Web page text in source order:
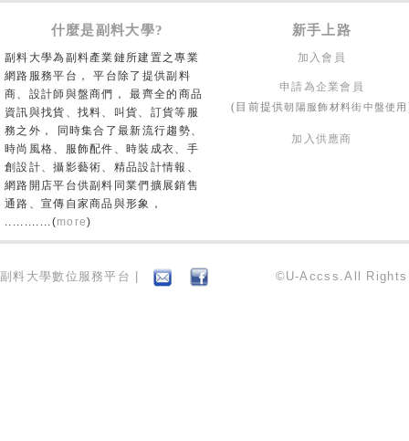
什麼是副料大學? 新手上路
副料大學為副料產業鏈所建置之專業
網路服務平台， 平台除了提供副料
商、設計師與盤商們， 最齊全的商品
資訊與找貨、找料、叫貨、訂貨等服
務之外， 同時集合了最新流行趨勢、
時尚風格、服飾配件、時裝成衣、手
創設計、攝影藝術、精品設計情報、
網路開店平台供副料同業們擴展銷售
通路、宣傳自家商品與形象，
............(more)
加入會員
申請為企業會員
(目前提供朝陽服飾材料街中盤使用
加入供應商
副料大學數位服務平台 | ©U-Accss.All Rights